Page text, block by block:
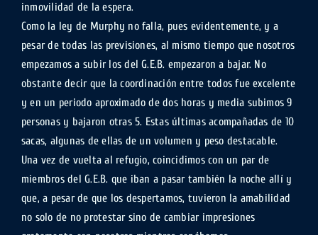
inmovilidad de la espera.
Como la ley de Murphy no falla, pues evidentemente, y a
pesar de todas las previsiones, al mismo tiempo que nosotros
empezamos a subir los del G.E.B. empezaron a bajar. No
obstante decir que la coordinación entre todos fue excelente
y en un periodo aproximado de dos horas y media subimos 9
personas y bajaron otras 5. Estas últimas acompañadas de 10
sacas, algunas de ellas de un volumen y peso destacable.
Una vez de vuelta al refugio, coincidimos con un par de
miembros del G.E.B. que iban a pasar también la noche allí y
que, a pesar de que los despertamos, tuvieron la amabilidad
no solo de no protestar sino de cambiar impresiones